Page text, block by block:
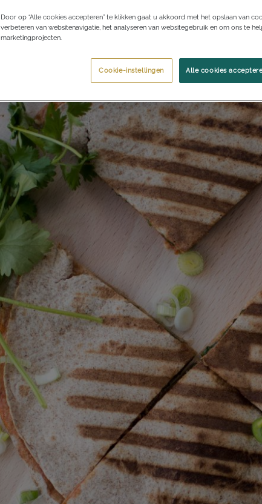
Door op “Alle cookies accepteren” te klikken gaat u akkoord met het opslaan van
verbeteren van websitenavigatie, het analyseren van websitegebruik en om ons te
marketingprojecten.
Alle cookies
Cookie-instellingen